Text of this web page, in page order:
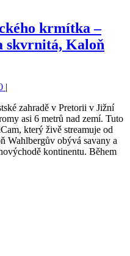
krmítka –
skvrnitá, Kaloň
|
zahradě v Pretorii v Jižní
asi 6 metrů nad zemí. Tuto
který živě streamuje od
Wahlbergův obývá savany a
kontinentu. Během